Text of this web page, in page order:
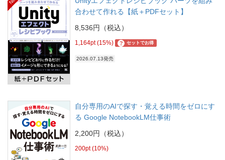
合わせて作れる【紙＋PDFセット】
8,536円（税込）
1,164pt (15%) ? セットでお得
2026.07.13発売
自分専用のAIで探す・覚える時間をゼロにす
る Google NotebookLM仕事術
2,200円（税込）
200pt (10%)